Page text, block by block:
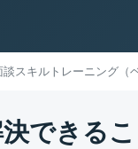
談スキルトレーニング（
できる